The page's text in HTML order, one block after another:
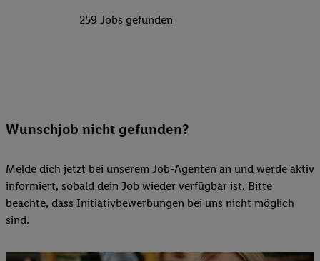
259 Jobs gefunden
Wunschjob nicht gefunden?
Melde dich jetzt bei unserem Job-Agenten an und werde aktiv
informiert, sobald dein Job wieder verfügbar ist. Bitte
beachte, dass Initiativbewerbungen bei uns nicht möglich
sind.